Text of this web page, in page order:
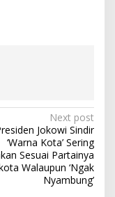
Next post
Jokowi Sindir
‘Warna Kota’ Sering
Sesuai Partainya
Walaupun ‘Ngak
Nyambung’